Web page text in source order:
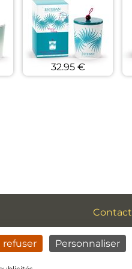
refuser Personnaliser
32.95 €
Contact